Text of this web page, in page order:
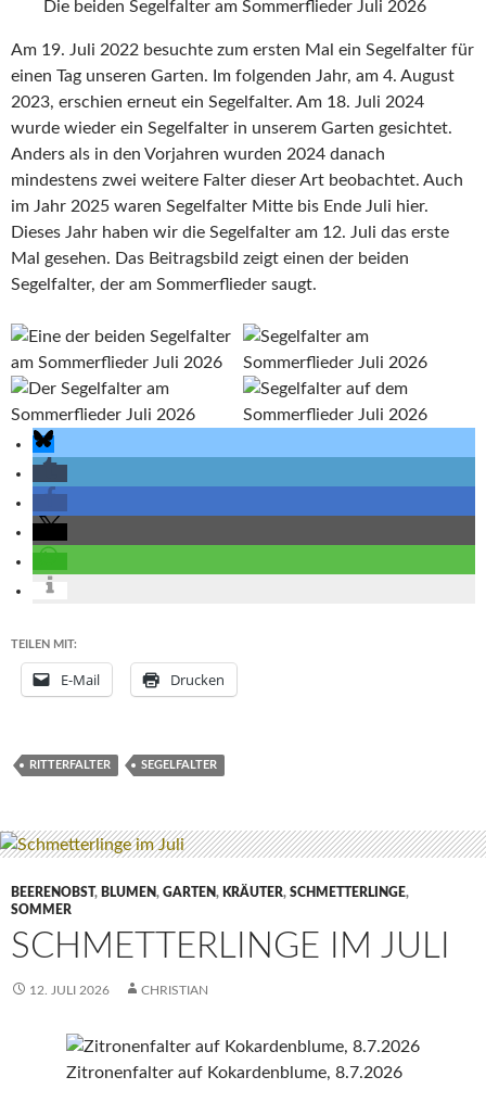
Die beiden Segelfalter am Sommerflieder Juli 2026
Am 19. Juli 2022 besuchte zum ersten Mal ein Segelfalter für
einen Tag unseren Garten. Im folgenden Jahr, am 4. August
2023, erschien erneut ein Segelfalter. Am 18. Juli 2024
wurde wieder ein Segelfalter in unserem Garten gesichtet.
Anders als in den Vorjahren wurden 2024 danach
mindestens zwei weitere Falter dieser Art beobachtet. Auch
im Jahr 2025 waren Segelfalter Mitte bis Ende Juli hier.
Dieses Jahr haben wir die Segelfalter am 12. Juli das erste
Mal gesehen. Das Beitragsbild zeigt einen der beiden
Segelfalter, der am Sommerflieder saugt.
TEILEN MIT:
E-Mail Drucken
RITTERFALTER SEGELFALTER
BEERENOBST, BLUMEN, GARTEN, KRÄUTER, SCHMETTERLINGE,
SOMMER
SCHMETTERLINGE IM JULI
12. JULI 2026 CHRISTIAN
Zitronenfalter auf Kokardenblume, 8.7.2026